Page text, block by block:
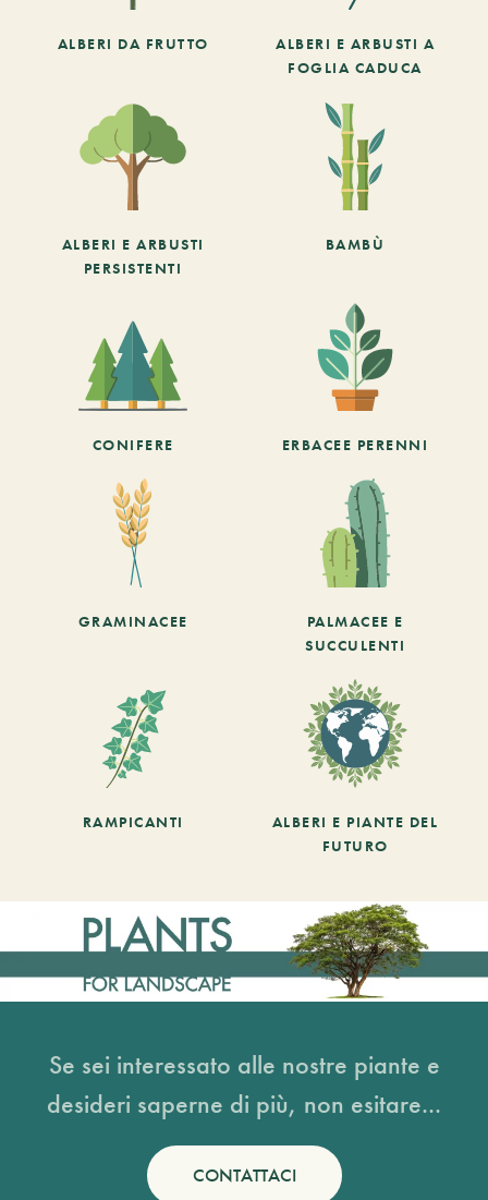
ALBERI DA FRUTTO
ALBERI E ARBUSTI A
FOGLIA CADUCA
ALBERI E ARBUSTI
PERSISTENTI
BAMBÙ
CONIFERE ERBACEE PERENNI
GRAMINACEE
PALMACEE E
SUCCULENTI
RAMPICANTI
ALBERI E PIANTE DEL
FUTURO
Se sei interessato alle nostre piante e
desideri saperne di più, non esitare...
CONTATTACI